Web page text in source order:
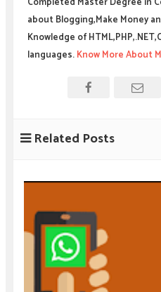
about Blogging,Make Money
Knowledge of
languages.Know More About
Related Posts